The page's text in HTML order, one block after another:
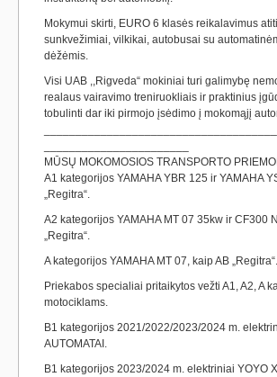
Mokymui skirti, EURO 6 klasės reikalavimus
sunkvežimiai, vilkikai, autobusai su
dėžėmis.
Visi UAB ,,Rigveda“ mokiniai turi galimybę
realaus vairavimo treniruokliais ir praktinius
tobulinti dar iki pirmojo įsėdimo į mokomąjį
MŪSŲ MOKOMOSIOS TRANSPORTO
A1 kategorijos YAMAHA YBR 125 ir YAMAHA
„Regitra“.
A2 kategorijos YAMAHA MT 07 35kw ir CF300
„Regitra“.
A kategorijos YAMAHA MT 07, kaip AB „Regitra“.
Priekabos specialiai pritaikytos vežti A1, A2, A
motociklams.
B1 kategorijos 2021/2022/2023/2024 m.
AUTOMATAI.
B1 kategorijos 2023/2024 m. elektriniai YOYO